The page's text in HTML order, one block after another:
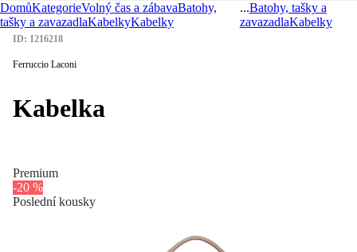
DomůKategorieVolný čas a zábavaBatohy,
tašky a zavazadlaKabelkyKabelky
...Batohy, tašky a
zavazadlaKabelky
Premium
-20 %
Poslední kousky
ID: 1216218
Ferruccio Laconi
Kabelka